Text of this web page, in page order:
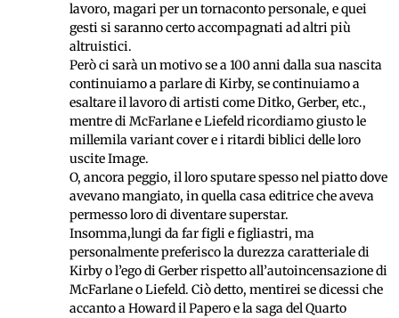
lavoro, magari per un tornaconto personale, e quei
gesti si saranno certo accompagnati ad altri più
altruistici.
Però ci sarà un motivo se a 100 anni dalla sua nascita
continuiamo a parlare di Kirby, se continuiamo a
esaltare il lavoro di artisti come Ditko, Gerber, etc.,
mentre di McFarlane e Liefeld ricordiamo giusto le
millemila variant cover e i ritardi biblici delle loro
uscite Image.
O, ancora peggio, il loro sputare spesso nel piatto dove
avevano mangiato, in quella casa editrice che aveva
permesso loro di diventare superstar.
Insomma,lungi da far figli e figliastri, ma
personalmente preferisco la durezza caratteriale di
Kirby o l’ego di Gerber rispetto all’autoincensazione di
McFarlane o Liefeld. Ciò detto, mentirei se dicessi che
accanto a Howard il Papero e la saga del Quarto